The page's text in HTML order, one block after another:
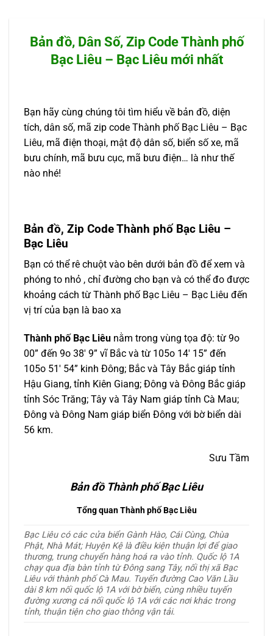
Bản đồ, Dân Số, Zip Code Thành phố
Bạc Liêu – Bạc Liêu mới nhất
Bạn hãy cùng chúng tôi tìm hiểu về bản đồ, diện
tích, dân số, mã zip code Thành phố Bạc Liêu – Bạc
Liêu, mã điện thoại, mật độ dân số, biển số xe, mã
bưu chính, mã bưu cục, mã bưu điện… là như thế
nào nhé!
Bản đồ, Zip Code Thành phố Bạc Liêu –
Bạc Liêu
Bạn có thể rê chuột vào bên dưới bản đồ để xem và
phóng to nhỏ , chỉ đường cho bạn và có thể đo được
khoảng cách từ Thành phố Bạc Liêu – Bạc Liêu đến
vị trí của bạn là bao xa
Thành phố Bạc Liêu nằm trong vùng tọa độ: từ 9o
00” đến 9o 38′ 9” vĩ Bắc và từ 105o 14′ 15” đến
105o 51′ 54” kinh Đông; Bắc và Tây Bắc giáp tỉnh
Hậu Giang, tỉnh Kiên Giang; Đông và Đông Bắc giáp
tỉnh Sóc Trăng; Tây và Tây Nam giáp tỉnh Cà Mau;
Đông và Đông Nam giáp biển Đông với bờ biển dài
56 km.
Sưu Tầm
Bản đồ Thành phố Bạc Liêu
Tổng quan Thành phố Bạc Liêu
Bạc Liêu có các cửa biển Gành Hào, Cái Cùng, Chùa
Phật, Nhà Mát; Huyện Kệ là điều kiện thuận lợi để giao
thương, trung chuyển hàng hoá ra vào tỉnh. Quốc lộ 1A
chạy qua địa bàn tỉnh từ Đông sang Tây, nối thị xã Bạc
Liêu với thành phố Cà Mau. Tuyến đường Cao Văn Lầu
dài 8 km nối quốc lộ 1A với bờ biển, cùng nhiều tuyến
đường xương cá nối quốc lộ 1A với các nơi khác trong
tỉnh, thuận tiện cho giao thông vận tải.